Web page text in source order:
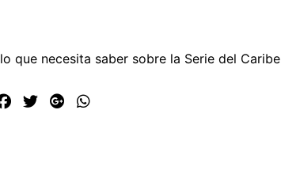
que necesita saber sobre la Serie del Caribe